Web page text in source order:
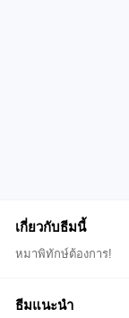
เกี่ยวกับธีมนี้
หมาพิทักษ์ต้องการ!
ธีมแนะนำ